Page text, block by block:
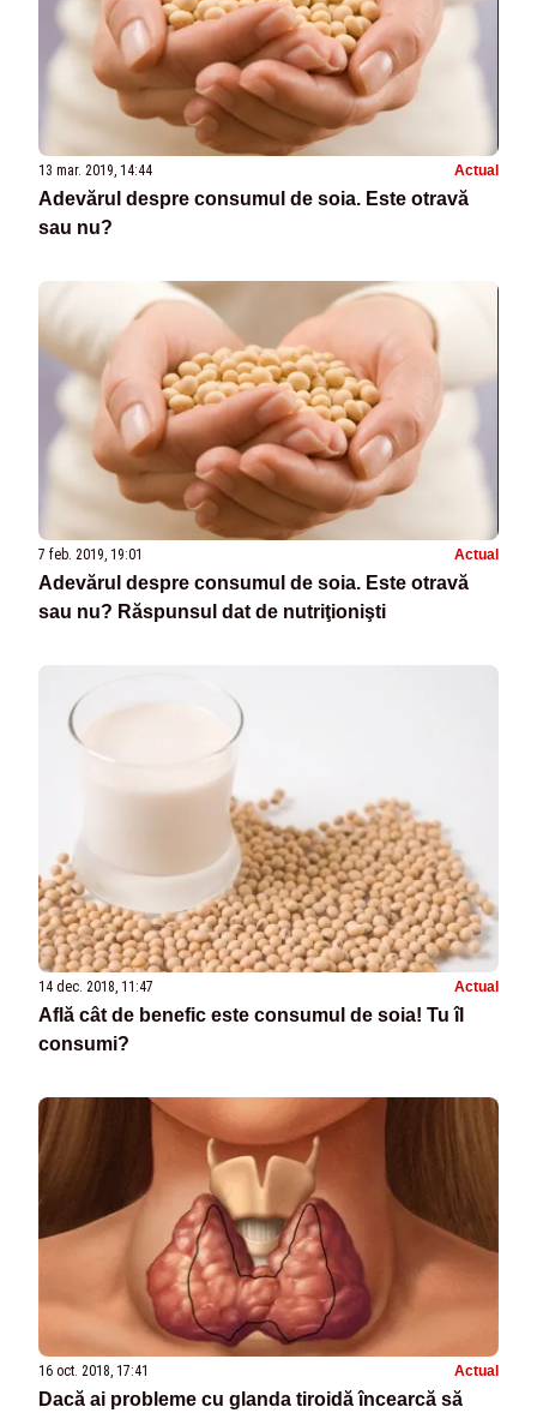
13 mar. 2019, 14:44 Actual
Adevărul despre consumul de soia. Este otravă
sau nu?
7 feb. 2019, 19:01 Actual
Adevărul despre consumul de soia. Este otravă
sau nu? Răspunsul dat de nutriţionişti
14 dec. 2018, 11:47 Actual
Află cât de benefic este consumul de soia! Tu îl
consumi?
16 oct. 2018, 17:41 Actual
Dacă ai probleme cu glanda tiroidă încearcă să